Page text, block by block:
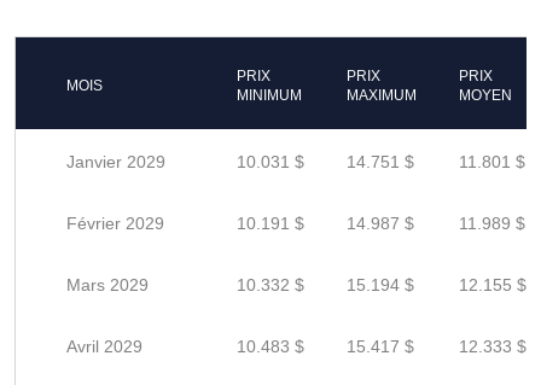
MOIS
PRIX
MINIMUM
PRIX
MAXIMUM
PRIX
MOYEN
Janvier 2029 10.031 $ 14.751 $ 11.801 $
Février 2029 10.191 $ 14.987 $ 11.989 $
Mars 2029 10.332 $ 15.194 $ 12.155 $
Avril 2029 10.483 $ 15.417 $ 12.333 $